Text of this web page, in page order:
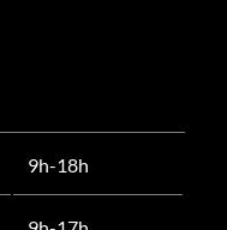
9h-18h